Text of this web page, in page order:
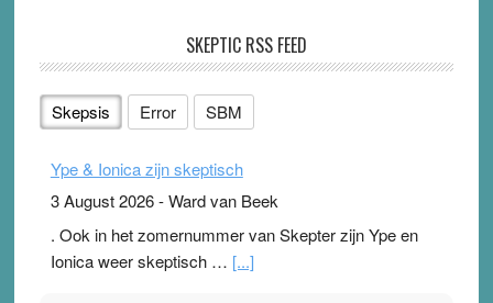
SKEPTIC RSS FEED
Skepsis Error SBM
Ype & Ionica zijn skeptisch
3 August 2026-Ward van Beek
. Ook in het zomernummer van Skepter zijn Ype en
Ionica weer skeptisch … [...]